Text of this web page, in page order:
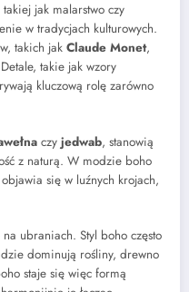
jak malarstwo czy
w tradycjach kulturowych.
takich jak Claude Monet,
takie jak wzory
kluczową rolę zarówno
czy jedwab, stanowią
z naturą. W modzie boho
się w luźnych krojach,
ubraniach. Styl boho często
dominują rośliny, drewno
staje się więc formą